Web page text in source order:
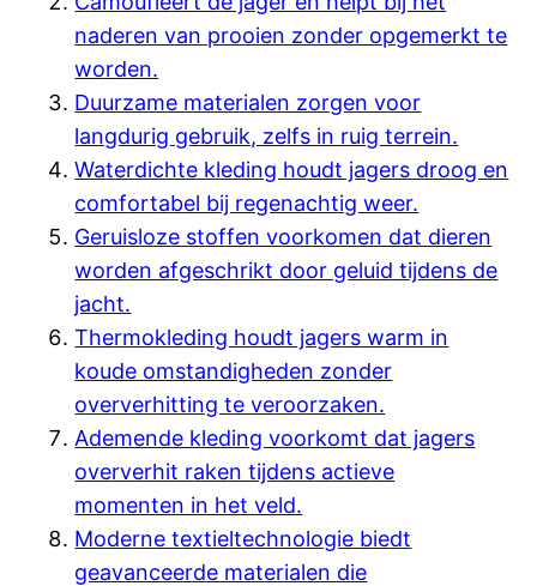
naderen van prooien zonder opgemerkt te
worden.
Duurzame materialen zorgen voor
langdurig gebruik, zelfs in ruig terrein.
Waterdichte kleding houdt jagers droog en
comfortabel bij regenachtig weer.
Geruisloze stoffen voorkomen dat dieren
worden afgeschrikt door geluid tijdens de
jacht.
Thermokleding houdt jagers warm in
koude omstandigheden zonder
oververhitting te veroorzaken.
Ademende kleding voorkomt dat jagers
oververhit raken tijdens actieve
momenten in het veld.
Moderne textieltechnologie biedt
geavanceerde materialen die